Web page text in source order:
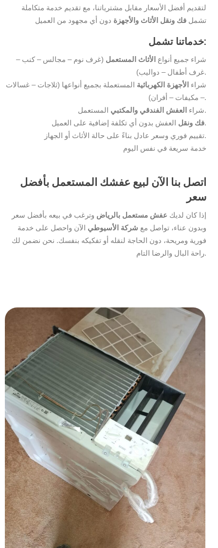
لتقديم أفضل الأسعار مقابل مشترياتنا، مع تقديم خدمة متكاملة
تشمل فك ونقل الأثاث والأجهزة دون أي مجهود من العميل
خدماتنا تشمل:
شراء جميع أنواع الأثاث المستعمل (غرف نوم – مجالس – كنب –
غرف أطفال – دواليب).
شراء الأجهزة الكهربائية المستعملة بجميع أنواعها (ثلاجات – غسالات
– مكيفات – أفران).
شراء العفش الفندقي والمكتبي
المستعمل.
فك ونقلالعفش بدون أي تكلفة إضافية على العميل.
تقييم فوري وسعر عادل بناءً على حالة الأثاث أو الجهاز.
خدمة سريعة في نفس اليوم
اتصل بنا الآن لبيع عفشك المستعمل بأفضل
سعر
إذا كان لديك عفش مستعمل بالرياض وترغب في بيعه بأفضل سعر
وبدون عناء، تواصل مع شركة الأسيوطي الآن واحصل على خدمة
فورية ومريحة، دون الحاجة لنقله أو تفكيكه بنفسك. نحن نضمن لك
راحة البال والرضا التام.